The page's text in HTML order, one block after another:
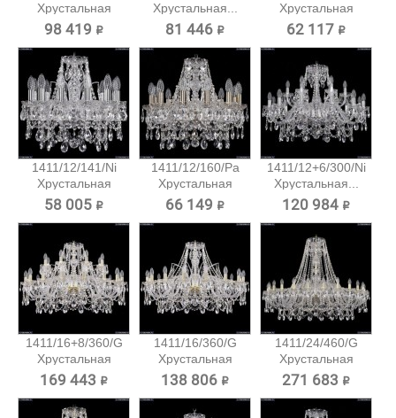
Хрустальная
подвесная...
98 419 ₽
Хрустальная...
81 446 ₽
Хрустальная
подвесная...
62 117 ₽
1411/12/141/Ni
Хрустальная
подвесная...
58 005 ₽
1411/12/160/Pa
Хрустальная
подвесная...
66 149 ₽
1411/12+6/300/Ni
Хрустальная...
120 984 ₽
1411/16+8/360/G
Хрустальная
подвесная...
169 443 ₽
1411/16/360/G
Хрустальная
подвесная...
138 806 ₽
1411/24/460/G
Хрустальная
подвесная...
271 683 ₽